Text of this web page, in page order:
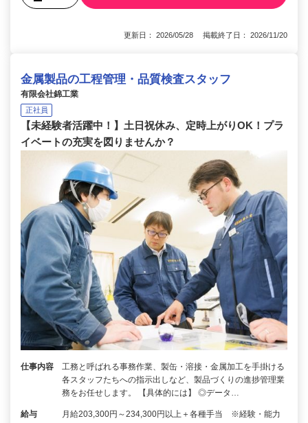
更新日： 2026/05/28 掲載終了日： 2026/11/20
金属製品の工程管理・品質検査スタッフ
有限会社錦工業
正社員
【未経験者活躍中！】土日祝休み、定時上がりOK！プラ
イベートの充実を図りませんか？
仕事内容
工務と呼ばれる事務作業、製缶・溶接・金属加工を手掛ける
各スタッフたちへの指示出しなど、製品づくりの進捗管理業
務をお任せします。 【具体的には】 ◎データ…
給与
月給203,300円～234,300円以上＋各種手当 ※経験・能力